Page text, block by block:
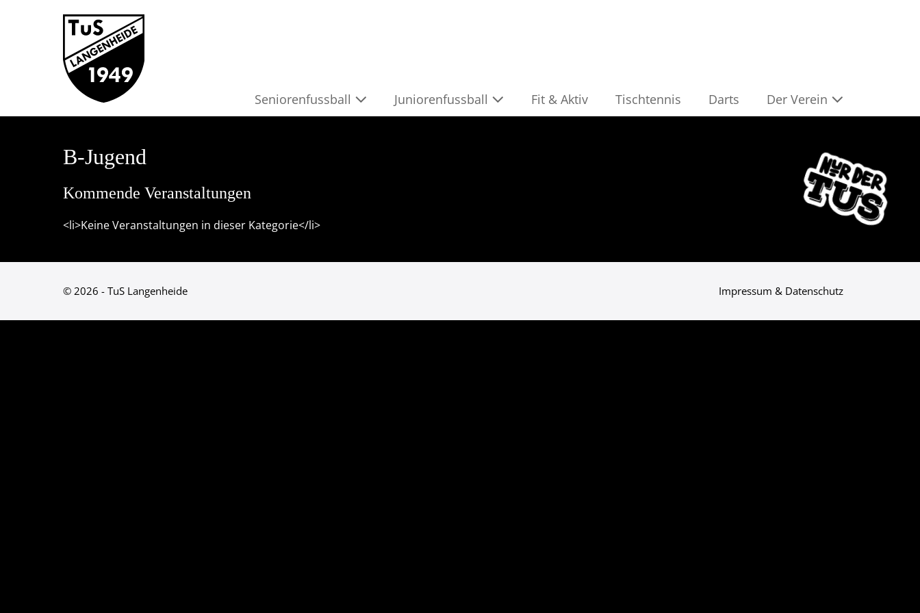
Seniorenfussball Juniorenfussball Fit & Aktiv Tischtennis Darts Der Verein
B-Jugend
Kommende Veranstaltungen
<li>Keine Veranstaltungen in dieser Kategorie</li>
© 2026 - TuS Langenheide Impressum & Datenschutz